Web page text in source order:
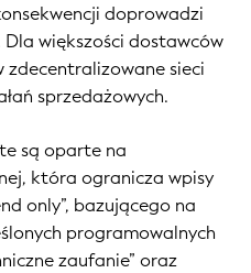
doprowadzi
większości dostawców
zdecentralizowane sieci
sprzedażowych.
są oparte na
która ogranicza wpisy
only”, bazującego na
programowalnych
zaufanie” oraz